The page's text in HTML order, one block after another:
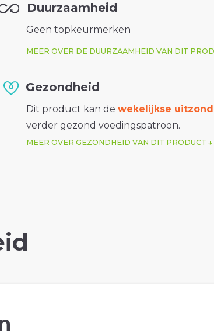
Duurzaamheid
Geen topkeurmerken
MEER OVER DE DUURZAAMHEID VAN DIT
Gezondheid
Dit product kan dewekelijkse
verder gezond voedingspatroon.
MEER OVER GEZONDHEID VAN DIT PRODUCT